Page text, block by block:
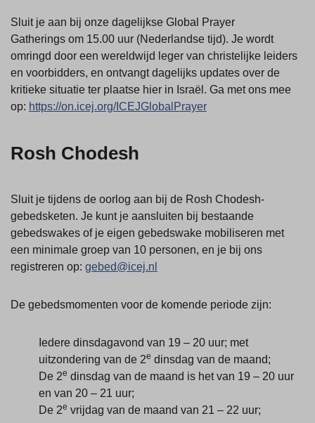
Sluit je aan bij onze dagelijkse Global Prayer
Gatherings om 15.00 uur (Nederlandse tijd). Je wordt
omringd door een wereldwijd leger van christelijke leiders
en voorbidders, en ontvangt dagelijks updates over de
kritieke situatie ter plaatse hier in Israël. Ga met ons mee
op: https://on.icej.org/ICEJGlobalPrayer
Rosh Chodesh
Sluit je tijdens de oorlog aan bij de Rosh Chodesh-
gebedsketen. Je kunt je aansluiten bij bestaande
gebedswakes of je eigen gebedswake mobiliseren met
een minimale groep van 10 personen, en je bij ons
registreren op: gebed@icej.nl
De gebedsmomenten voor de komende periode zijn:
Iedere dinsdagavond van 19 – 20 uur; met
uitzondering van de 2e dinsdag van de maand;
De 2e dinsdag van de maand is het van 19 – 20 uur
en van 20 – 21 uur;
De 2e vrijdag van de maand van 21 – 22 uur;